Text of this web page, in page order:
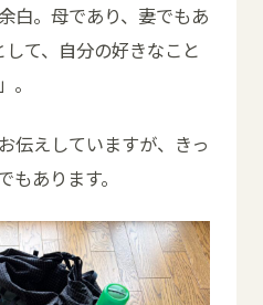
白。母であり、妻でもあ
て、自分の好きなこと
伝えしていますが、きっ
もあります。